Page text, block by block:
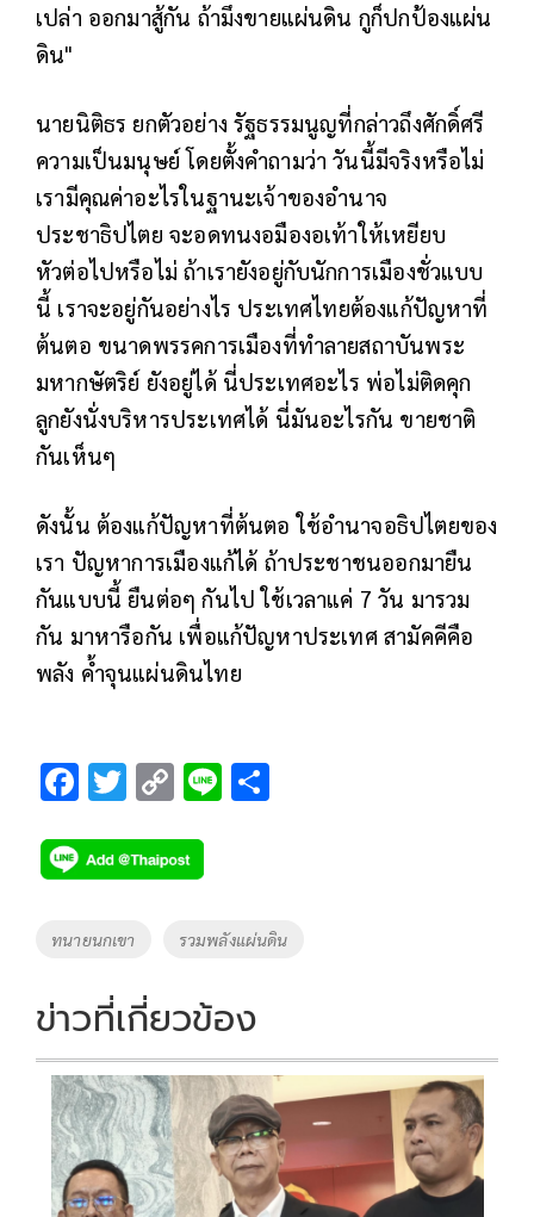
เปล่า ออกมาสู้กัน ถ้ามึงขายแผ่นดิน กูก็ปกป้องแผ่น
ดิน"
นายนิติธร ยกตัวอย่าง รัฐธรรมนูญที่กล่าวถึงศักดิ์ศรี
ความเป็นมนุษย์ โดยตั้งคำถามว่า วันนี้มีจริงหรือไม่
เรามีคุณค่าอะไรในฐานะเจ้าของอำนาจ
ประชาธิปไตย จะอดทนงอมืองอเท้าให้เหยียบ
หัวต่อไปหรือไม่ ถ้าเรายังอยู่กับนักการเมืองชั่วแบบ
นี้ เราจะอยู่กันอย่างไร ประเทศไทยต้องแก้ปัญหาที่
ต้นตอ ขนาดพรรคการเมืองที่ทำลายสถาบันพระ
มหากษัตริย์ ยังอยู่ได้ นี่ประเทศอะไร พ่อไม่ติดคุก
ลูกยังนั่งบริหารประเทศได้ นี่มันอะไรกัน ขายชาติ
กันเห็นๆ
ดังนั้น ต้องแก้ปัญหาที่ต้นตอ ใช้อำนาจอธิปไตยของ
เรา ปัญหาการเมืองแก้ได้ ถ้าประชาชนออกมายืน
กันแบบนี้ ยืนต่อๆ กันไป ใช้เวลาแค่ 7 วัน มารวม
กัน มาหารือกัน เพื่อแก้ปัญหาประเทศ สามัคคีคือ
พลัง ค้ำจุนแผ่นดินไทย
F
e
b
o
k
T
tt
er
C
p
y
Li
k
Li
Tags
ทนายนกเขา รวมพลังแผ่นดิน
ข่าวที่เกี่ยวข้อง